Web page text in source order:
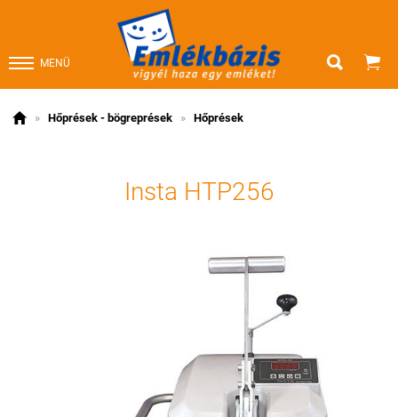
MENÜ  
 » Hőprések - bögreprések » Hőprések
Insta HTP256